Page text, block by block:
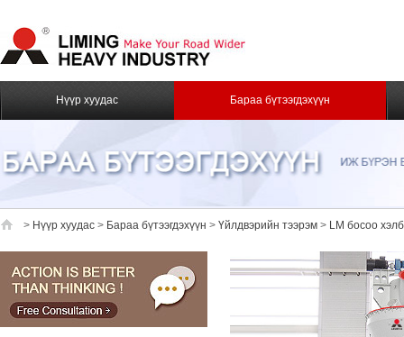
Нүүр хуудас Бараа бүтээгдэхүүн
> Нүүр хуудас > Бараа бүтээгдэхүүн > Үйлдвэрийн тээрэм > LM босоо